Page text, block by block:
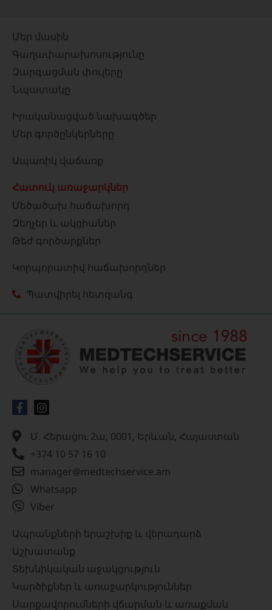
Մեր մասին
Գաղափարախոսությունը
Զարգացման փուլերը
Նպատակը
Իրականացված նախագծեր
Մեր գործընկերները
Ապառիկ վաճառք
Հատուկ առաջարկներ
Մեծածախ հաճախորդ
Զեղչեր և ակցիաներ
Թեժ գործարքներ
Կորպորատիվ հաճախորդներ
Պատվիրել հետզանգ
Մ. Հերացու 2ա, 0001, Երևան, Հայաստան
+374 10 57 16 10
manager@medtechservice.am
Whatsapp
Viber
Ապրանքների երաշխիք և վերադարձ
Աշխատանք
Տեխնիկական աջակցություն
Կարծիքներ և առաջարկություններ
Սարքավորումների վճարման և առաքման